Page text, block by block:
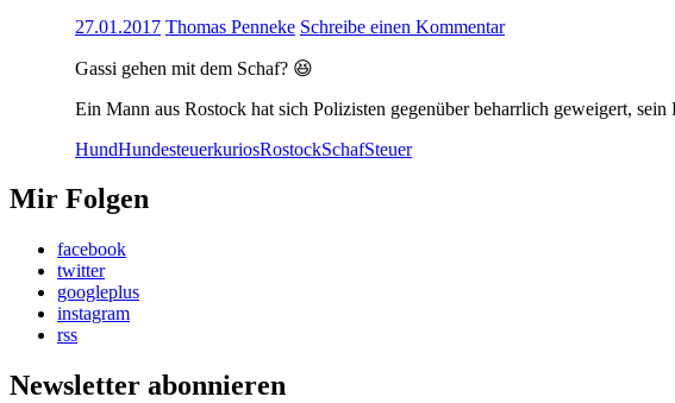
27.01.2017 Thomas Penneke Schreibe einen Kommentar
Gassi gehen mit dem Schaf? 😆
Ein Mann aus Rostock hat sich Polizisten gegenüber beharrlich geweigert,
HundHundesteuerkuriosRostockSchafSteuer
Mir Folgen
facebook
twitter
googleplus
instagram
rss
Newsletter abonnieren